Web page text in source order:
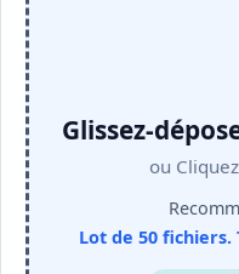
Glissez-
ou
Lot de 50 fichiers.